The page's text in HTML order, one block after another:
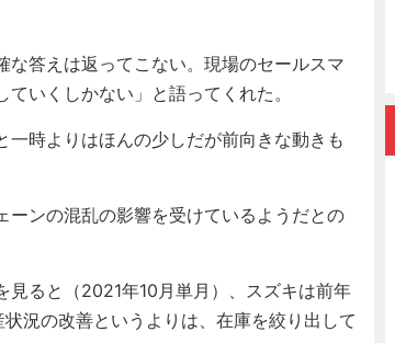
答えは返ってこない。現場のセールスマ
いくしかない」と語ってくれた。
時よりはほんの少しだが前向きな動きも
ンの混乱の影響を受けているようだとの
ると（2021年10月単月）、スズキは前年
況の改善というよりは、在庫を絞り出して